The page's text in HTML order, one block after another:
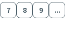
7 8 9
...